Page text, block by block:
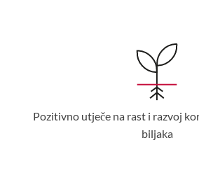
Pozitivno utječe na rast i razvoj
biljaka